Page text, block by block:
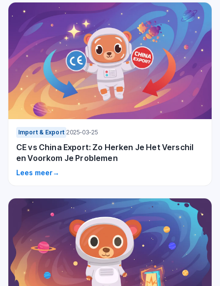
Import & Export 2025-03-25
CE vs China Export: Zo Herken Je Het Verschil
en Voorkom Je Problemen
Lees meer→